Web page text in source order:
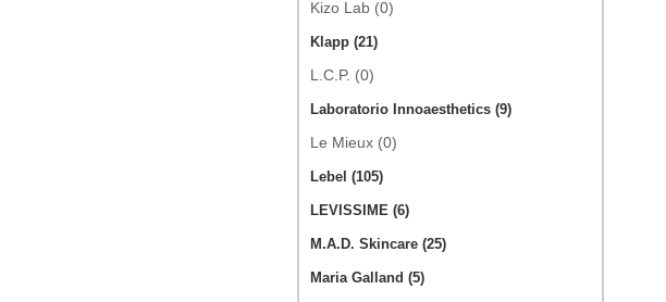
Kizo Lab (0)
Klapp (21)
L.C.P. (0)
Laboratorio Innoaesthetics (9)
Le Mieux (0)
Lebel (105)
LEVISSIME (6)
M.A.D. Skincare (25)
Maria Galland (5)